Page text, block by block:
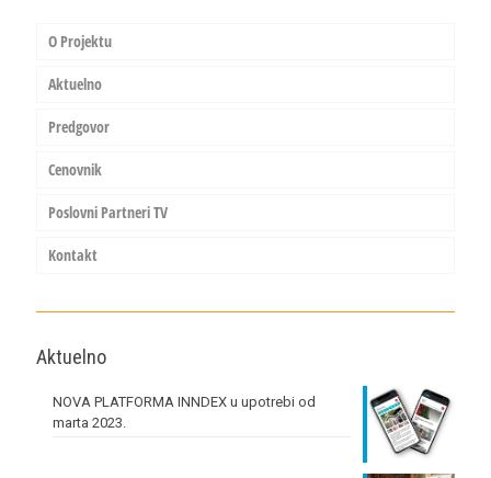
O Projektu
Aktuelno
Predgovor
Cenovnik
Poslovni Partneri TV
Kontakt
Aktuelno
NOVA PLATFORMA INNDEX u upotrebi od
marta 2023.